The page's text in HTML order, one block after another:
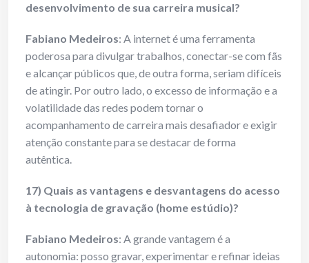
desenvolvimento de sua carreira musical?
Fabiano Medeiros: A internet é uma ferramenta
poderosa para divulgar trabalhos, conectar-se com fãs
e alcançar públicos que, de outra forma, seriam difíceis
de atingir. Por outro lado, o excesso de informação e a
volatilidade das redes podem tornar o
acompanhamento de carreira mais desafiador e exigir
atenção constante para se destacar de forma
autêntica.
17) Quais as vantagens e desvantagens do acesso
à tecnologia de gravação (home estúdio)?
Fabiano Medeiros: A grande vantagem é a
autonomia: posso gravar, experimentar e refinar ideias